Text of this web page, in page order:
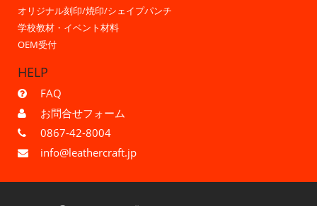
オリジナル刻印/焼印/シェイプパンチ
学校教材・イベント材料
OEM受付
HELP
FAQ
お問合せフォーム
0867-42-8004
info@leathercraft.jp